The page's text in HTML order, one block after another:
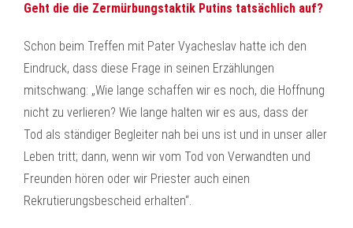
Geht die die Zermürbungstaktik Putins tatsächlich auf?
Schon beim Treffen mit Pater Vyacheslav hatte ich den
Eindruck, dass diese Frage in seinen Erzählungen
mitschwang: „Wie lange schaffen wir es noch, die Hoffnung
nicht zu verlieren? Wie lange halten wir es aus, dass der
Tod als ständiger Begleiter nah bei uns ist und in unser aller
Leben tritt; dann, wenn wir vom Tod von Verwandten und
Freunden hören oder wir Priester auch einen
Rekrutierungsbescheid erhalten“.